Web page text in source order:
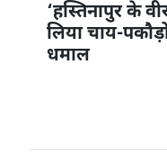
‘हस्तिनापुर के
लिया चाय-
धमाल